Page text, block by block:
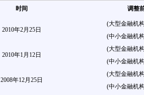
时间 调整
2010年2月25日
(大型金融机
(中小金融机
2010年1月12日
(大型金融机
(中小金融机
2008年12月25日
(大型金融机
(中小金融机